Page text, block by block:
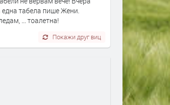
една табела пише Жени.
... тоалетна!
Покажи друг виц